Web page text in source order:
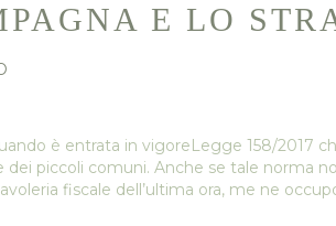
E LO
è entrata in vigoreLegge 158/2017
piccoli comuni. Anche se tale norma
fiscale dell’ultima ora, me ne